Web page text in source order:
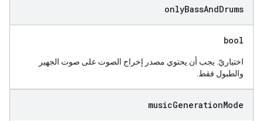
onlyBassAndDrums
bool
اختياريّ. يجب أن يحتوي مصدر إخراج الصوت على صوت الجهير
والطبول فقط.
musicGenerationMode